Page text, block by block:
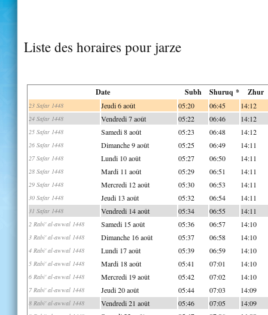
Liste des horaires pour jarze
Date Subh Shuruq * Zhur
23 Safar 1448 Jeudi 6 août 05:20 06:45 14:12
24 Safar 1448 Vendredi 7 août 05:22 06:46 14:12
25 Safar 1448 Samedi 8 août 05:23 06:48 14:12
26 Safar 1448 Dimanche 9 août 05:25 06:49 14:11
27 Safar 1448 Lundi 10 août 05:27 06:50 14:11
28 Safar 1448 Mardi 11 août 05:29 06:51 14:11
29 Safar 1448 Mercredi 12 août 05:30 06:53 14:11
30 Safar 1448 Jeudi 13 août 05:32 06:54 14:11
31 Safar 1448 Vendredi 14 août 05:34 06:55 14:11
2 Rabi' al-awwal 1448 Samedi 15 août 05:36 06:57 14:10
3 Rabi' al-awwal 1448 Dimanche 16 août 05:37 06:58 14:10
4 Rabi' al-awwal 1448 Lundi 17 août 05:39 06:59 14:10
5 Rabi' al-awwal 1448 Mardi 18 août 05:41 07:01 14:10
6 Rabi' al-awwal 1448 Mercredi 19 août 05:42 07:02 14:10
7 Rabi' al-awwal 1448 Jeudi 20 août 05:44 07:03 14:09
8 Rabi' al-awwal 1448 Vendredi 21 août 05:46 07:05 14:09